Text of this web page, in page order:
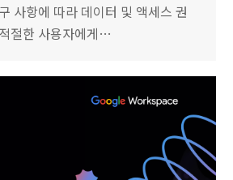
사항에 따라 데이터 및 액세스 권
절한 사용자에게…